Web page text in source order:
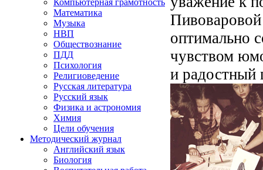
Компьютерная грамотность
Математика
Музыка
НВП
Обществознание
ПДД
Психология
Религиоведение
Русская литература
Русский язык
Физика и астрономия
Химия
Цели обучения
Методический журнал
Английский язык
Биология
Пивоваровой
оптимально
чувством
и радостный